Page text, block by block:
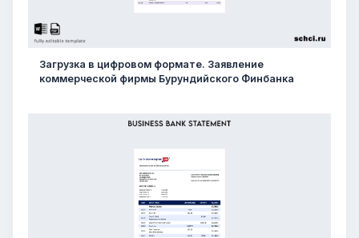
Загрузка в цифровом формате. Заявление
коммерческой фирмы Бурундийского Финбанка